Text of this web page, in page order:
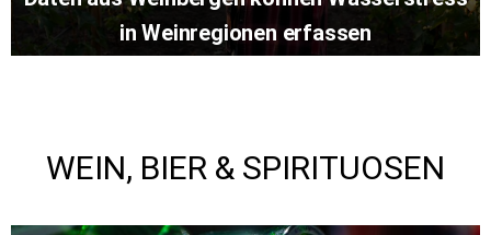
in Weinregionen erfassen
WEIN, BIER & SPIRITUOSEN